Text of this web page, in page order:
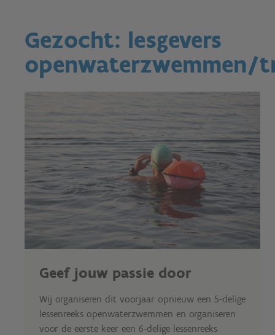
Gezocht: lesgevers
openwaterzwemmen/
Geef jouw passie door
Wij organiseren dit voorjaar opnieuw een 5-delige
lessenreeks openwaterzwemmen en organiseren
voor de eerste keer een 6-delige lessenreeks